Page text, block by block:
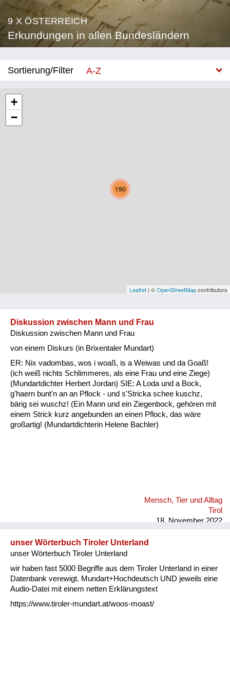
9 X ÖSTERREICH
Erkundungen in allen Bundesländern
Sortierung/Filter
A-Z
Niederösterreich
Oberösterreich
Vorarlberg
Kategorie
Natur und Landwirtschaft
Fluchen und Reden
Mensch, Tier und Alltag
Schmankerln und
190
+
−
Leaflet | ©OpenStreetMapcontributors
Diskussion zwischen Mann und Frau
Diskussion zwischen Mann und Frau
von einem Diskurs (in Brixentaler Mundart)
ER: Nix vadombas, wos i woaß, is a Weiwas und da Goaß!
(ich weiß nichts Schlimmeres, als eine Frau und eine Ziege)
(Mundartdichter Herbert Jordan) SIE: A Loda und a Bock,
g'haern bunt'n an an Pflock - und s'Stricka schee kuschz,
bärig sei wuschz! (Ein Mann und ein Ziegenbock, gehören mit
einem Strick kurz angebunden an einen Pflock, das wäre
großartig! (Mundartdichterin Helene Bachler)
Mensch, Tier und Alltag
Tirol
18. November 2022
unser Wörterbuch Tiroler Unterland
unser Wörterbuch Tiroler Unterland
wir haben fast 5000 Begriffe aus dem Tiroler Unterland in einer
Datenbank verewigt. Mundart+Hochdeutsch UND jeweils eine
Audio-Datei mit einem netten Erklärungstext
https://www.tiroler-mundart.at/woos-moast/